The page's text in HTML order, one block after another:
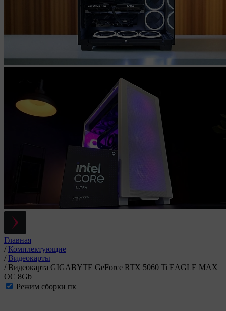
Главная
/ Комплектующие
/ Видеокарты
/ Видеокарта GIGABYTE GeForce RTX 5060 Ti EAGLE MAX
OC 8Gb
Режим сборки пк